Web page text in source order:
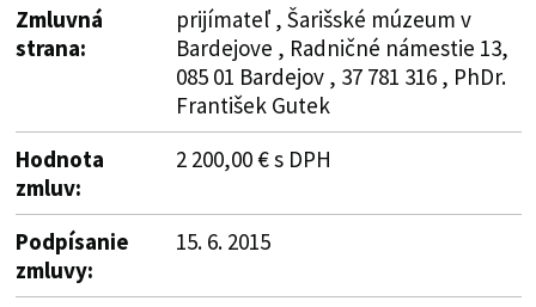
Zmluvná
strana:
prijímateľ , Šarišské múzeum v
Bardejove , Radničné námestie 13,
085 01 Bardejov , 37 781 316 , PhDr.
František Gutek
Hodnota
zmluv:
2 200,00 € s DPH
Podpísanie
zmluvy:
15. 6. 2015